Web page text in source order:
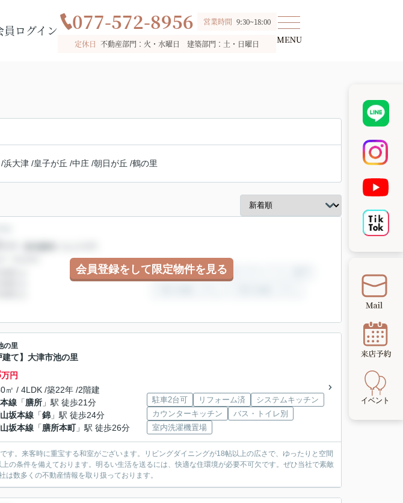
員ログイン 077-572-8956 営業時間 9:30~18:00
定休日 不動産部門：火・水曜日 建築部門：土・日曜日
/浜大津 /皇子が丘 /中庄 /朝日が丘 /鶴の里
会員登録をして限定物件を見る
の里
建て】大津市池の里
万円
㎡ / 4LDK /築22年 /2階建
線 「膳所 」駅 徒歩21分
坂本線 「錦 」駅 徒歩24分
坂本線 「膳所本町」駅 徒歩26分
駐車2台可 リフォーム済
システムキッチン
カウンターキッチン
バス・トイレ別
室内洗濯機置場
す。来客時に重宝する和室がございます。リビングダイニングが18帖以上の広さで、ゆったりと空間
の条件を備えております。明るい生活を送るには、快適な住環境が必要不可欠です。ぜひ当社で素敵
数多くの不動産情報を取り扱っております。